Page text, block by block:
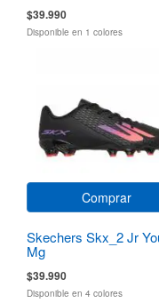
$39.990
Disponible en 1 colores
Comprar
Skechers Skx_2 Jr
Mg
$39.990
Disponible en 4 colores